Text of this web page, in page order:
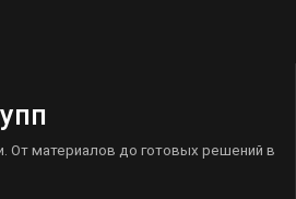
От материалов до готовых решений в